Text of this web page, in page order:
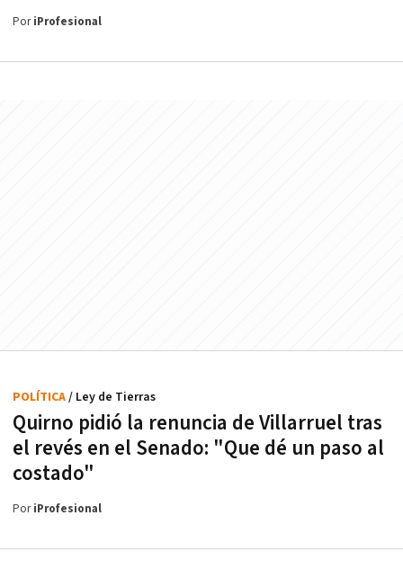
PoriProfesional
Quirno pidió la renuncia de Villarruel tras
el revés en el Senado: "Que dé un paso al
costado"
POLÍTICA/ Ley de Tierras
PoriProfesional